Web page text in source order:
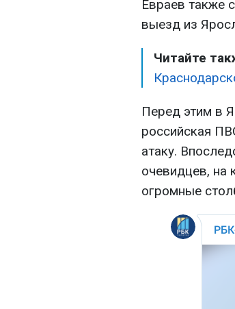
Евраев также
выезд из
Читайте
Перед этим в
российская
атаку.
очевидцев, на
огромные